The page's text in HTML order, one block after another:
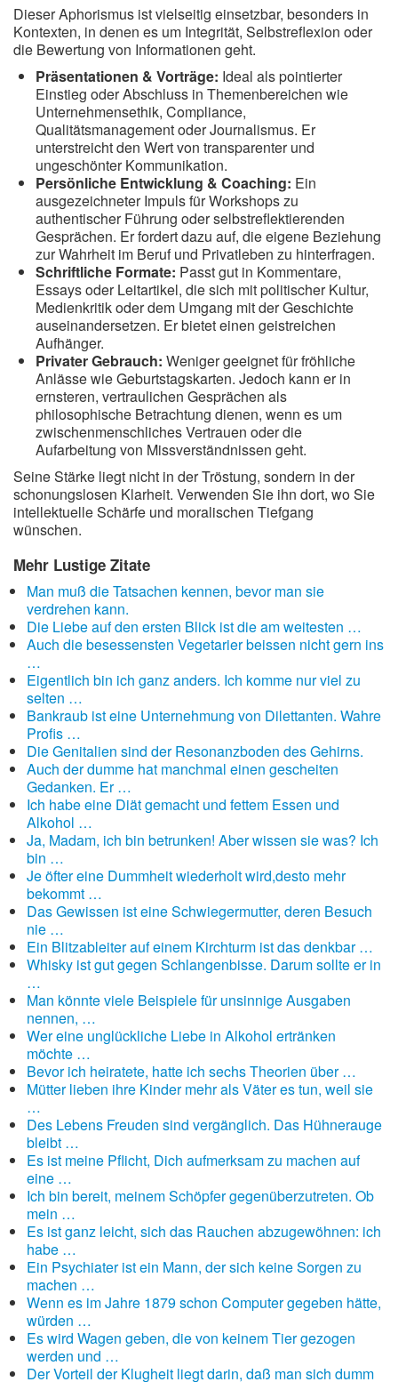
Dieser Aphorismus ist vielseitig einsetzbar, besonders in
Kontexten, in denen es um Integrität, Selbstreflexion oder
die Bewertung von Informationen geht.
Präsentationen & Vorträge: Ideal als pointierter
Einstieg oder Abschluss in Themenbereichen wie
Unternehmensethik, Compliance,
Qualitätsmanagement oder Journalismus. Er
unterstreicht den Wert von transparenter und
ungeschönter Kommunikation.
Persönliche Entwicklung & Coaching: Ein
ausgezeichneter Impuls für Workshops zu
authentischer Führung oder selbstreflektierenden
Gesprächen. Er fordert dazu auf, die eigene Beziehung
zur Wahrheit im Beruf und Privatleben zu hinterfragen.
Schriftliche Formate: Passt gut in Kommentare,
Essays oder Leitartikel, die sich mit politischer Kultur,
Medienkritik oder dem Umgang mit der Geschichte
auseinandersetzen. Er bietet einen geistreichen
Aufhänger.
Privater Gebrauch: Weniger geeignet für fröhliche
Anlässe wie Geburtstagskarten. Jedoch kann er in
ernsteren, vertraulichen Gesprächen als
philosophische Betrachtung dienen, wenn es um
zwischenmenschliches Vertrauen oder die
Aufarbeitung von Missverständnissen geht.
Seine Stärke liegt nicht in der Tröstung, sondern in der
schonungslosen Klarheit. Verwenden Sie ihn dort, wo Sie
intellektuelle Schärfe und moralischen Tiefgang
wünschen.
Mehr Lustige Zitate
Man muß die Tatsachen kennen, bevor man sie
verdrehen kann.
Die Liebe auf den ersten Blick ist die am weitesten …
Auch die besessensten Vegetarier beissen nicht gern ins
…
Eigentlich bin ich ganz anders. Ich komme nur viel zu
selten …
Bankraub ist eine Unternehmung von Dilettanten. Wahre
Profis …
Die Genitalien sind der Resonanzboden des Gehirns.
Auch der dumme hat manchmal einen gescheiten
Gedanken. Er …
Ich habe eine Diät gemacht und fettem Essen und
Alkohol …
Ja, Madam, ich bin betrunken! Aber wissen sie was? Ich
bin …
Je öfter eine Dummheit wiederholt wird,desto mehr
bekommt …
Das Gewissen ist eine Schwiegermutter, deren Besuch
nie …
Ein Blitzableiter auf einem Kirchturm ist das denkbar …
Whisky ist gut gegen Schlangenbisse. Darum sollte er in
…
Man könnte viele Beispiele für unsinnige Ausgaben
nennen, …
Wer eine unglückliche Liebe in Alkohol ertränken
möchte …
Bevor ich heiratete, hatte ich sechs Theorien über …
Mütter lieben ihre Kinder mehr als Väter es tun, weil sie
…
Des Lebens Freuden sind vergänglich. Das Hühnerauge
bleibt …
Es ist meine Pflicht, Dich aufmerksam zu machen auf
eine …
Ich bin bereit, meinem Schöpfer gegenüberzutreten. Ob
mein …
Es ist ganz leicht, sich das Rauchen abzugewöhnen: ich
habe …
Ein Psychiater ist ein Mann, der sich keine Sorgen zu
machen …
Wenn es im Jahre 1879 schon Computer gegeben hätte,
würden …
Es wird Wagen geben, die von keinem Tier gezogen
werden und …
Der Vorteil der Klugheit liegt darin, daß man sich dumm